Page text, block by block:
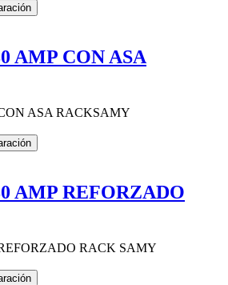
AMP CON ASA
ASA RACKSAMY
AMP REFORZADO
RACK SAMY